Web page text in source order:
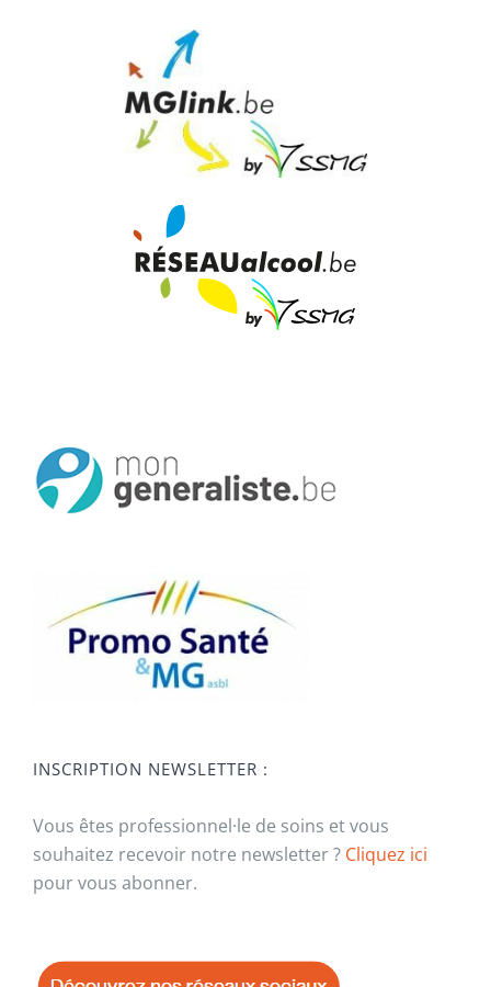
INSCRIPTION NEWSLETTER :
Vous êtes professionnel·le de soins et vous
souhaitez recevoir notre newsletter ? Cliquez ici
pour vous abonner.